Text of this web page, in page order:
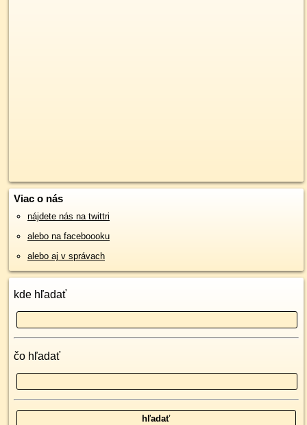
Viac o nás
nájdete nás na twittri
alebo na faceboooku
alebo aj v správach
kde hľadať
čo hľadať